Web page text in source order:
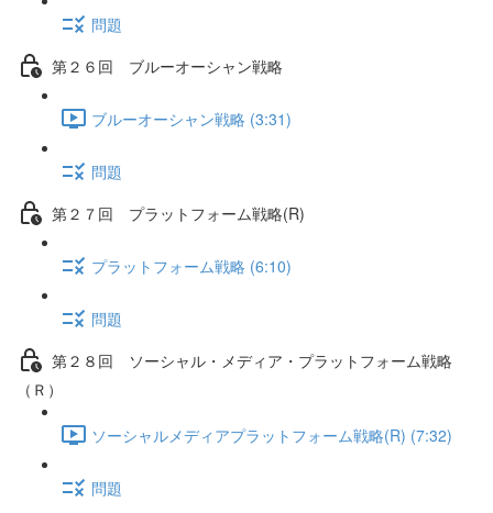
問題
第２６回 ブルーオーシャン戦略
ブルーオーシャン戦略 (3:31)
問題
第２７回 プラットフォーム戦略(R)
プラットフォーム戦略 (6:10)
問題
第２８回 ソーシャル・メディア・プラットフォーム戦略
（Ｒ）
ソーシャルメディアプラットフォーム戦略(R) (7:32)
問題